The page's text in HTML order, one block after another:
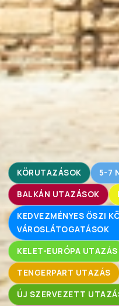
KÖRUTAZÁSOK 5-7
BALKÁN UTAZÁSOK
KEDVEZMÉNYES ŐSZI
VÁROSLÁTOGATÁSOK
KELET-EURÓPA UTAZÁS
TENGERPART UTAZÁS
ÚJ SZERVEZETT